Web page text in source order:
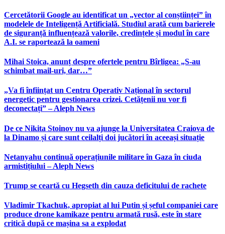
Cercetătorii Google au identificat un „vector al conștiinței” în
modelele de Inteligență Artificială. Studiul arată cum barierele
de siguranță influențează valorile, credințele și modul în care
A.I. se raportează la oameni
Mihai Stoica, anunț despre ofertele pentru Bîrligea: „S-au
schimbat mail-uri, dar…”
„Va fi înființat un Centru Operativ Național în sectorul
energetic pentru gestionarea crizei. Cetățenii nu vor fi
deconectați” – Aleph News
De ce Nikita Stoinov nu va ajunge la Universitatea Craiova de
la Dinamo și care sunt ceilalți doi jucători în aceeași situație
Netanyahu continuă operațiunile militare în Gaza în ciuda
armistițiului – Aleph News
Trump se ceartă cu Hegseth din cauza deficitului de rachete
Vladimir Tkachuk, apropiat al lui Putin și șeful companiei care
produce drone kamikaze pentru armată rusă, este în stare
critică după ce mașina sa a explodat